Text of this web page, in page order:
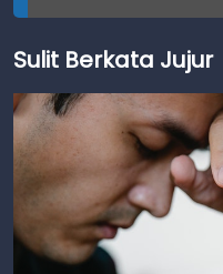
Sulit Berkata Jujur